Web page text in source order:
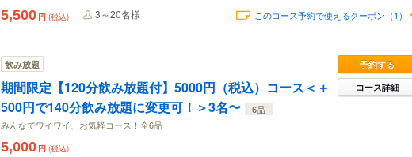
5,500 円 (税込) 3～20名様 このコース予約で使えるクーポン（1）
飲み放題
期間限定【120分飲み放題付】5000円（税込）コース＜＋
500円で140分飲み放題に変更可！＞3名〜
6品
みんなでワイワイ、お気軽コース！全6品
予約する
コース詳細
5,000 円 (税込)